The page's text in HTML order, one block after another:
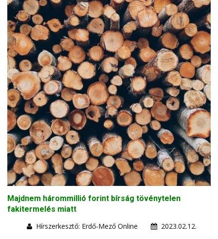
Majdnem hárommillió forint bírság tövénytelen
fakitermelés miatt
Hírszerkesztő: Erdő-Mező Online
2023.02.12.